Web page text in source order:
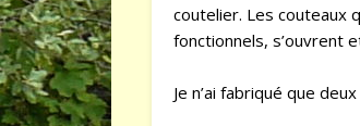
coutelier. Les couteaux
fonctionnels, s’ouvrent
Je n’ai fabriqué que